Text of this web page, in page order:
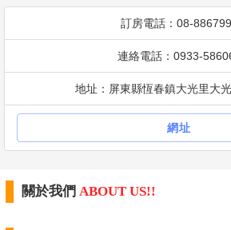
訂房電話：08-
連絡電話：0933-
地址：屏東縣恆春鎮大光里大
網址
關於我們 ABOUT US!!